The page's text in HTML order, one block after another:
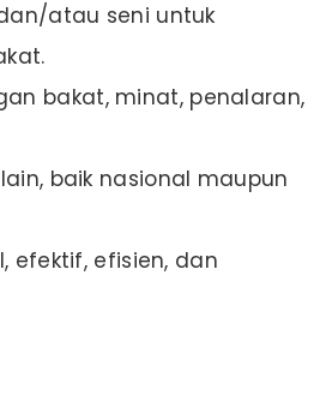
atau seni untuk
bakat, minat, penalaran,
baik nasional maupun
efektif, efisien, dan